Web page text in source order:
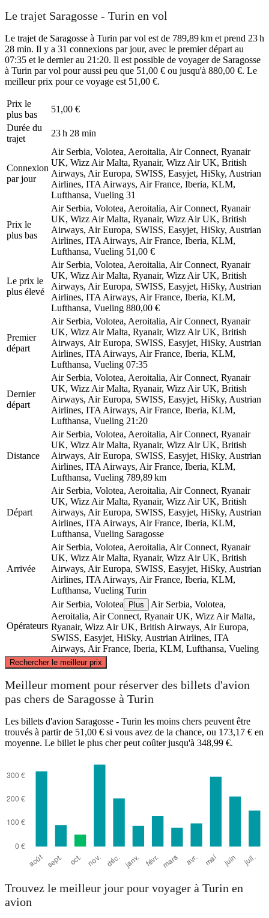
Le trajet Saragosse - Turin en vol
Le trajet de Saragosse à Turin par vol est de 789,89 km et prend 23 h
28 min. Il y a 31 connexions par jour, avec le premier départ au
07:35 et le dernier au 21:20. Il est possible de voyager de Saragosse
à Turin par vol pour aussi peu que 51,00 € ou jusqu'à 880,00 €. Le
meilleur prix pour ce voyage est 51,00 €.
Prix ​​le
plus bas
51,00 €
Durée du
trajet
23 h 28 min
Connexion
par jour
Air Serbia, Volotea, Aeroitalia, Air Connect, Ryanair
UK, Wizz Air Malta, Ryanair, Wizz Air UK, British
Airways, Air Europa, SWISS, Easyjet, HiSky, Austrian
Airlines, ITA Airways, Air France, Iberia, KLM,
Lufthansa, Vueling 31
Prix ​​le
plus bas
Air Serbia, Volotea, Aeroitalia, Air Connect, Ryanair
UK, Wizz Air Malta, Ryanair, Wizz Air UK, British
Airways, Air Europa, SWISS, Easyjet, HiSky, Austrian
Airlines, ITA Airways, Air France, Iberia, KLM,
Lufthansa, Vueling 51,00 €
Le prix le
plus élevé
Air Serbia, Volotea, Aeroitalia, Air Connect, Ryanair
UK, Wizz Air Malta, Ryanair, Wizz Air UK, British
Airways, Air Europa, SWISS, Easyjet, HiSky, Austrian
Airlines, ITA Airways, Air France, Iberia, KLM,
Lufthansa, Vueling 880,00 €
Premier
départ
Air Serbia, Volotea, Aeroitalia, Air Connect, Ryanair
UK, Wizz Air Malta, Ryanair, Wizz Air UK, British
Airways, Air Europa, SWISS, Easyjet, HiSky, Austrian
Airlines, ITA Airways, Air France, Iberia, KLM,
Lufthansa, Vueling 07:35
Dernier
départ
Air Serbia, Volotea, Aeroitalia, Air Connect, Ryanair
UK, Wizz Air Malta, Ryanair, Wizz Air UK, British
Airways, Air Europa, SWISS, Easyjet, HiSky, Austrian
Airlines, ITA Airways, Air France, Iberia, KLM,
Lufthansa, Vueling 21:20
Distance
Air Serbia, Volotea, Aeroitalia, Air Connect, Ryanair
UK, Wizz Air Malta, Ryanair, Wizz Air UK, British
Airways, Air Europa, SWISS, Easyjet, HiSky, Austrian
Airlines, ITA Airways, Air France, Iberia, KLM,
Lufthansa, Vueling 789,89 km
Départ
Air Serbia, Volotea, Aeroitalia, Air Connect, Ryanair
UK, Wizz Air Malta, Ryanair, Wizz Air UK, British
Airways, Air Europa, SWISS, Easyjet, HiSky, Austrian
Airlines, ITA Airways, Air France, Iberia, KLM,
Lufthansa, Vueling Saragosse
Arrivée
Air Serbia, Volotea, Aeroitalia, Air Connect, Ryanair
UK, Wizz Air Malta, Ryanair, Wizz Air UK, British
Airways, Air Europa, SWISS, Easyjet, HiSky, Austrian
Airlines, ITA Airways, Air France, Iberia, KLM,
Lufthansa, Vueling Turin
Opérateurs
Air Serbia, Volotea Plus
Air Serbia, Volotea,
Aeroitalia, Air Connect, Ryanair UK, Wizz Air Malta,
Ryanair, Wizz Air UK, British Airways, Air Europa,
SWISS, Easyjet, HiSky, Austrian Airlines, ITA
Airways, Air France, Iberia, KLM, Lufthansa, Vueling
Rechercher le meilleur prix
Turin
©CARTO, ©OpenStreetMapcontributors
Meilleur moment pour réserver des billets d'avion
pas chers de Saragosse à Turin
Les billets d'avion Saragosse - Turin les moins chers peuvent être
trouvés à partir de 51,00 € si vous avez de la chance, ou 173,17 € en
moyenne. Le billet le plus cher peut coûter jusqu'à 348,99 €.
Trouvez le meilleur jour pour voyager à Turin en
avion